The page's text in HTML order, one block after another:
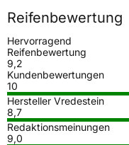
Reifenbewertung
Hervorragend
Reifenbewertung
9,2
Kundenbewertungen
10
Hersteller Vredestein
8,7
Redaktionsmeinungen
9,0